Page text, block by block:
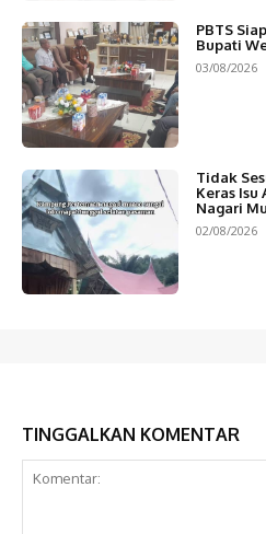
PBTS
Bupati
03/08/2026
Tidak
Keras Isu
Nagari
02/08/2026
TINGGALKAN KOMENTAR